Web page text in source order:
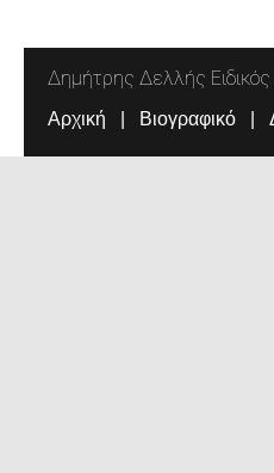
Δημήτρης Δελλής
Αρχική Βιογραφικό